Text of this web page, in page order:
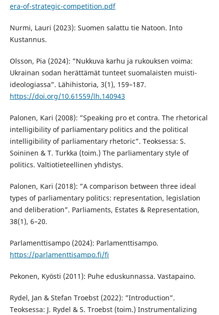
era-of-strategic-competition.pdf
Nurmi, Lauri (2023): Suomen salattu tie Natoon. Into
Kustannus.
Olsson, Pia (2024): ”Nukkuva karhu ja rukouksen voima:
Ukrainan sodan herättämät tunteet suomalaisten muisti-
ideologiassa”. Lähihistoria, 3(1), 159–187.
https://doi.org/10.61559/lh.140943
Palonen, Kari (2008): ”Speaking pro et contra. The rhetorical
intelligibility of parliamentary politics and the political
intelligibility of parliamentary rhetoric”. Teoksessa: S.
Soininen & T. Turkka (toim.) The parliamentary style of
politics. Valtiotieteellinen yhdistys.
Palonen, Kari (2018): ”A comparison between three ideal
types of parliamentary politics: representation, legislation
and deliberation”. Parliaments, Estates & Representation,
38(1), 6–20.
Parlamenttisampo (2024): Parlamenttisampo.
https://parlamenttisampo.fi/fi
Pekonen, Kyösti (2011): Puhe eduskunnassa. Vastapaino.
Rydel, Jan & Stefan Troebst (2022): ”Introduction”.
Teoksessa: J. Rydel & S. Troebst (toim.) Instrumentalizing